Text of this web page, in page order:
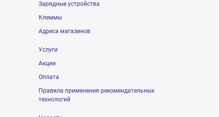
Зарядные устройства
Клеммы
Адреса магазинов
Услуги
Акции
Оплата
Правила применения рекомендательных
технологий